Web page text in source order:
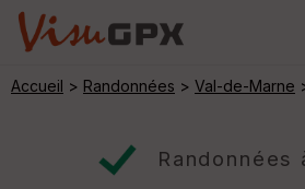
Accueil > Randonnées > Val-de-Marne
Randonnées